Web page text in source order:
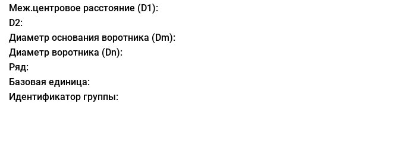
Меж.центровое расстояние (D1):
D2:
Диаметр основания воротника (Dm):
Диаметр воротника (Dn):
Ряд:
Базовая единица:
Идентификатор группы: